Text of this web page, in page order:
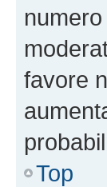
favore
Top